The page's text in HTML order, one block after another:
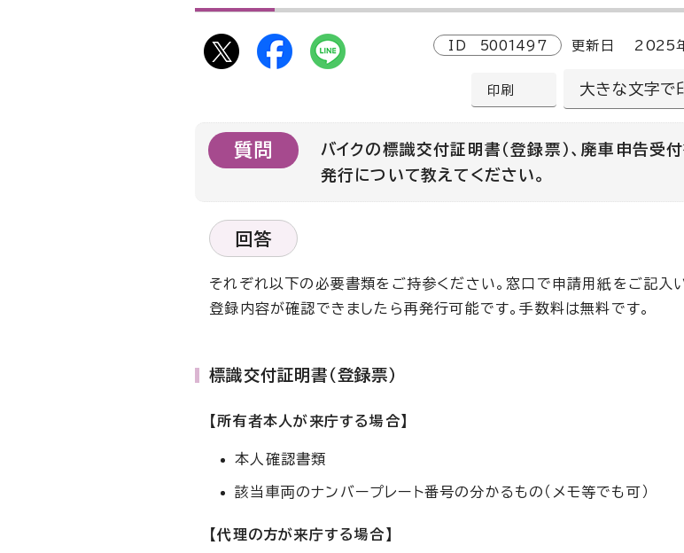
ID 5001497 更新日 2025
印刷 大きな文字で
質問
バイクの標識交付証明書（登録票）、廃車申告受
発行について教えてください。
回答
それぞれ以下の必要書類をご持参ください。窓口で申請用紙をご記入い
登録内容が確認できましたら再発行可能です。手数料は無料です。
標識交付証明書（登録票）
【所有者本人が来庁する場合】
本人確認書類
該当車両のナンバープレート番号の分かるもの（メモ等でも可）
【代理の方が来庁する場合】